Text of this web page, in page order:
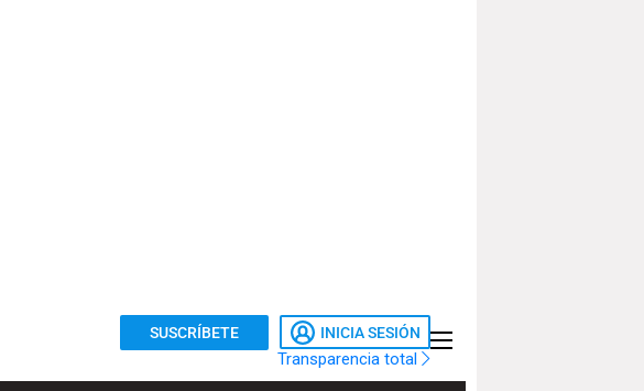
SUSCRÍBETE INICIA SESIÓN
Transparencia total